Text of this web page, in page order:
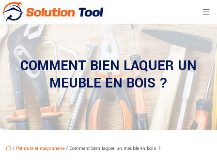
COMMENT BIEN LAQUER UN
MEUBLE EN BOIS ?
/ Peinture et maçonnerie / Comment bien laquer un meuble en bois ?